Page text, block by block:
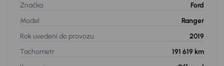
Značka
Ford
Model
Ranger
Rok uvedení do provozu
2019
Tachometr
191 619 km